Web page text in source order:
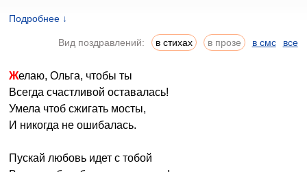
Подробнее ↓
Вид поздравлений: в стихах в прозе в смс все
Желаю, Ольга, чтобы ты
Всегда счастливой оставалась!
Умела чтоб сжигать мосты,
И никогда не ошибалась.
Пускай любовь идет с тобой